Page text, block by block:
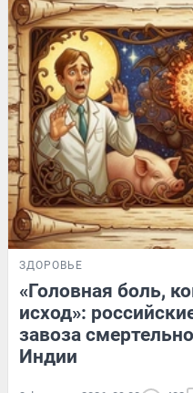
ЗДОРОВЬЕ
«Головная боль,
исход»:
завоза
Индии